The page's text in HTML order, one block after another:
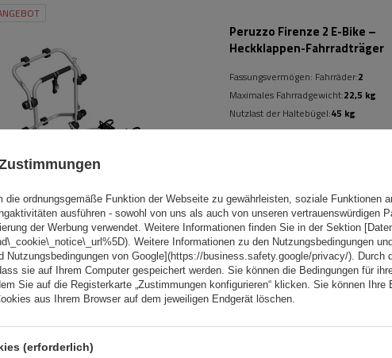
Peruzzo Firenze 2 E-Bike –
Heckklappen-Fahrradträger
Fassungsvermögen: Fahrräder:2
Maximales Fahrradgewicht:22,5 kg
Nutzlast der Haltebügel:45 kg
Arezzo 3 - Fahrradträger für die
die ordnungsgemäße Funktion der Webseite zu gewährleisten, soziale Funktionen
ausführen - sowohl von uns als auch von unseren vertrauenswürdigen
der Werbung verwendet. Weitere Informationen finden Sie in der Sektion
Weitere Informationen zu den Nutzungsbedingungen
Nutzungsbedingungen von Google](https://business.safety.google/privacy/). Durch
sie auf Ihrem Computer gespeichert werden. Sie können die Bedingungen für
Sie auf die Registerkarte „Zustimmungen konfigurieren“ klicken. Sie können Ihre
aus Ihrem Browser auf dem jeweiligen Endgerät löschen.
(erforderlich)